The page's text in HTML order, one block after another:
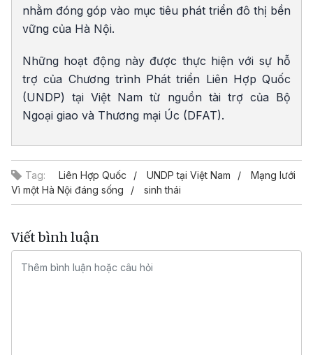
nhằm đóng góp vào mục tiêu phát triển đô thị bền
vững của Hà Nội.
Những hoạt động này được thực hiện với sự hỗ
trợ của Chương trình Phát triển Liên Hợp Quốc
(UNDP) tại Việt Nam từ nguồn tài trợ của Bộ
Ngoại giao và Thương mại Úc (DFAT).
Tag: Liên Hợp Quốc UNDP tại Việt Nam
Mạng lưới
Vì một Hà Nội đáng sống
sinh thái
Viết bình luận